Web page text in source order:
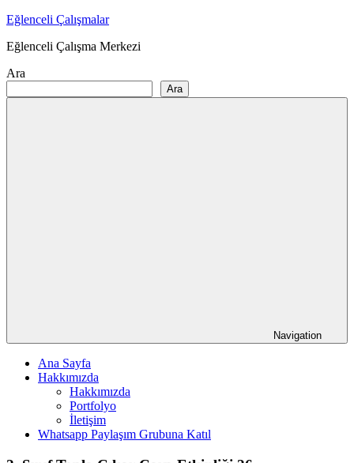
Skip
content
Eğlenceli Çalışmalar
Eğlenceli Çalışma Merkezi
Ara
Ara
Navigation
Ana Sayfa
Hakkımızda
Hakkımızda
Portfolyo
İletişim
Whatsapp Paylaşım Grubuna Katıl